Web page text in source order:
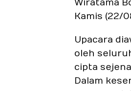
Wiratama
Kamis (22/
Upacara
oleh
cipta
Dalam